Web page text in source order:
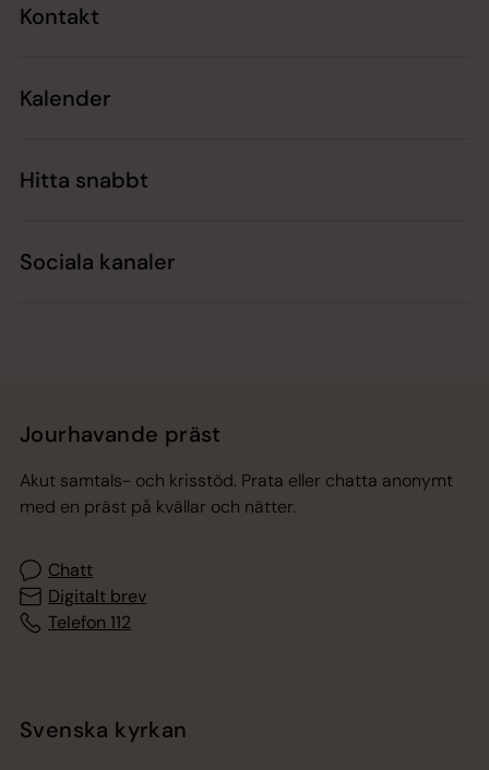
Kontakt
Kalender
Hitta snabbt
Sociala kanaler
Jourhavande präst
Akut samtals- och krisstöd. Prata eller chatta anonymt
med en präst på kvällar och nätter.
Chatt
Digitalt brev
Telefon 112
Svenska kyrkan